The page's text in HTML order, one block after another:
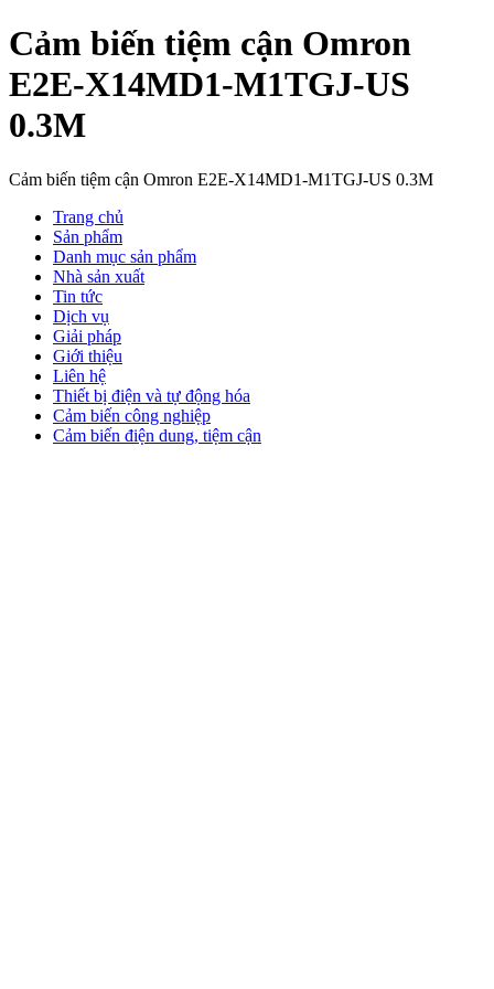
Cảm biến tiệm cận Omron
E2E-X14MD1-M1TGJ-US
0.3M
Cảm biến tiệm cận Omron E2E-X14MD1-M1TGJ-US 0.3M
Trang chủ
Sản phẩm
Danh mục sản phẩm
Nhà sản xuất
Tin tức
Dịch vụ
Giải pháp
Giới thiệu
Liên hệ
Thiết bị điện và tự động hóa
Cảm biến công nghiệp
Cảm biến điện dung, tiệm cận